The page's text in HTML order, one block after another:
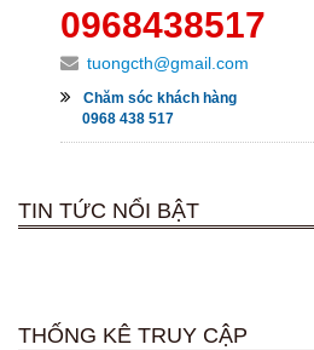
0968438517
tuongcth@gmail.com
Chăm sóc khách hàng
0968 438 517
TIN TỨC NỔI BẬT
THỐNG KÊ TRUY CẬP